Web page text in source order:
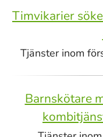
Timvikarier
Tjänster inom
Barnskötare